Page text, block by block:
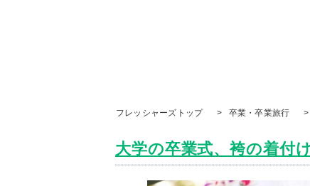
フレッシャーズトップ > 卒業・卒業旅行 >
大学の卒業式、袴の着付